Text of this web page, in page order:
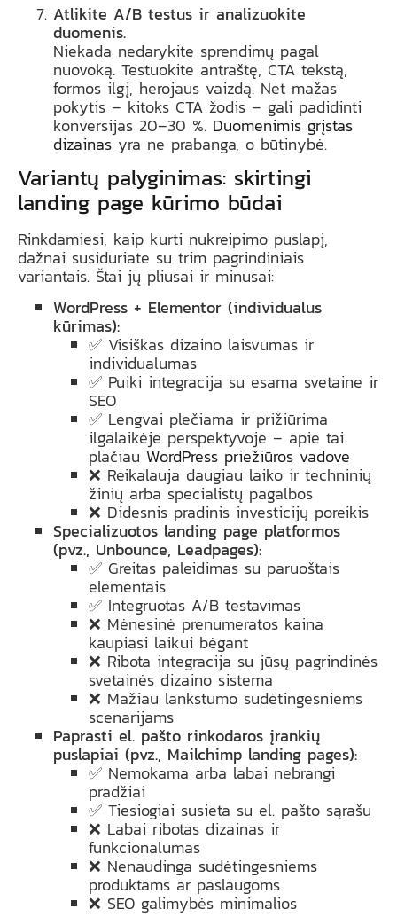
Atlikite A/B testus ir analizuokite
duomenis.
Niekada nedarykite sprendimų pagal
nuovoką. Testuokite antraštę, CTA tekstą,
formos ilgį, herojaus vaizdą. Net mažas
pokytis – kitoks CTA žodis – gali padidinti
konversijas 20–30 %. Duomenimis grįstas
dizainasyra ne prabanga, o būtinybė.
Variantų palyginimas: skirtingi
landing page kūrimo būdai
Rinkdamiesi, kaip kurti nukreipimo puslapį,
dažnai susiduriate su trim pagrindiniais
variantais. Štai jų pliusai ir minusai:
WordPress + Elementor (individualus
kūrimas):
✅ Visiškas dizaino laisvumas ir
individualumas
✅ Puiki integracija su esama svetaine ir
SEO
✅ Lengvai plečiama ir prižiūrima
ilgalaikėje perspektyvoje – apie tai
plačiau WordPress priežiūros vadove
❌ Reikalauja daugiau laiko ir techninių
žinių arba specialistų pagalbos
❌ Didesnis pradinis investicijų poreikis
Specializuotos landing page platformos
(pvz., Unbounce, Leadpages):
✅ Greitas paleidimas su paruoštais
elementais
✅ Integruotas A/B testavimas
❌ Mėnesinė prenumeratos kaina
kaupiasi laikui bėgant
❌ Ribota integracija su jūsų pagrindinės
svetainės dizaino sistema
❌ Mažiau lankstumo sudėtingesniems
scenarijams
Paprasti el. pašto rinkodaros įrankių
puslapiai (pvz., Mailchimp landing pages):
✅ Nemokama arba labai nebrangi
pradžiai
✅ Tiesiogiai susieta su el. pašto sąrašu
❌ Labai ribotas dizainas ir
funkcionalumas
❌ Nenaudinga sudėtingesniems
produktams ar paslaugoms
❌ SEO galimybės minimalios